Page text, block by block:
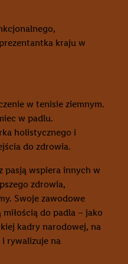
kraju w
w tenisie ziemnym.
w padlu.
holistycznego i
do zdrowia.
pasją wspiera innych w
zdrowia,
Swoje zawodowe
miłością do padla – jako
kadry narodowej, na
rywalizuje na
profili do wyboru
profili w celu